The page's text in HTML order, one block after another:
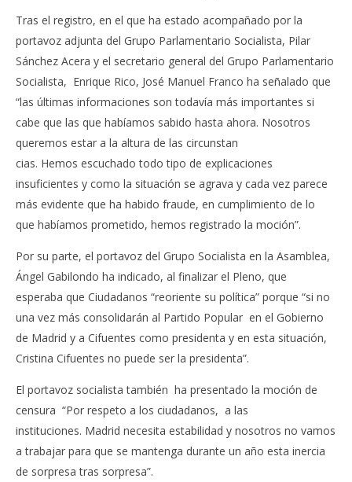
Tras el registro, en el que ha estado acompañado por la
portavoz adjunta del Grupo Parlamentario Socialista, Pilar
Sánchez Acera y el secretario general del Grupo Parlamentario
Socialista, Enrique Rico, José Manuel Franco ha señalado que
“las últimas informaciones son todavía más importantes si
cabe que las que habíamos sabido hasta ahora. Nosotros
queremos estar a la altura de las circunstan
cias. Hemos escuchado todo tipo de explicaciones
insuficientes y como la situación se agrava y cada vez parece
más evidente que ha habido fraude, en cumplimiento de lo
que habíamos prometido, hemos registrado la moción”.
Por su parte, el portavoz del Grupo Socialista en la Asamblea,
Ángel Gabilondo ha indicado, al finalizar el Pleno, que
esperaba que Ciudadanos “reoriente su política” porque “si no
una vez más consolidarán al Partido Popular en el Gobierno
de Madrid y a Cifuentes como presidenta y en esta situación,
Cristina Cifuentes no puede ser la presidenta”.
El portavoz socialista también ha presentado la moción de
censura “Por respeto a los ciudadanos, a las
instituciones. Madrid necesita estabilidad y nosotros no vamos
a trabajar para que se mantenga durante un año esta inercia
de sorpresa tras sorpresa”.